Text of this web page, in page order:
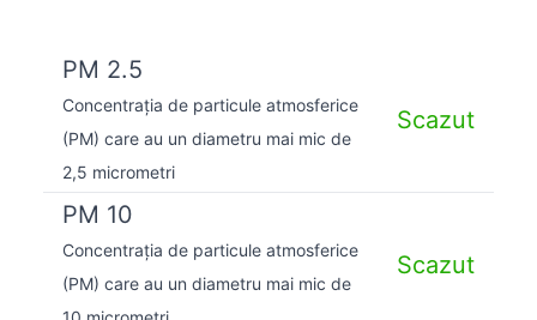
PM 2.5
Concentrația de particule atmosferice
(PM) care au un diametru mai mic de
2,5 micrometri
Scazut
PM 10
Concentrația de particule atmosferice
(PM) care au un diametru mai mic de
Scazut